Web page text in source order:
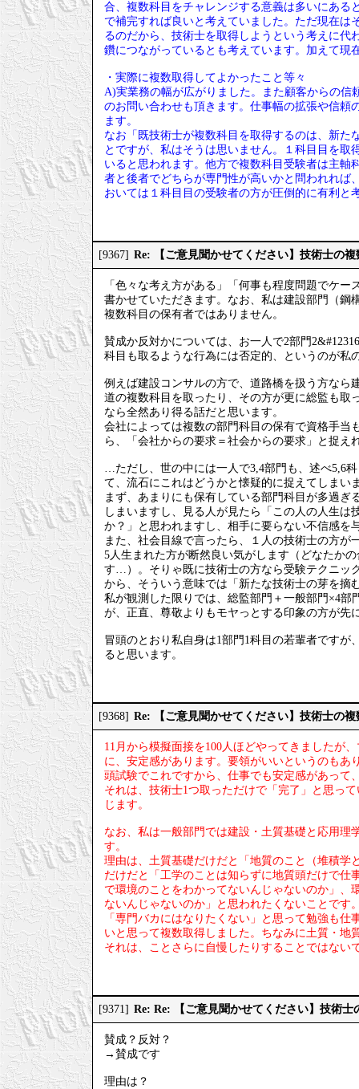
合、複数科目をチャレンジする意義は多いにある
で補完すれば良いと考えていました。ただ現在
るのだから、技術士を取得しようという考えに
鑽につながっているとも考えています。加えて現
・実際に複数取得してよかったこと等々
A)実業務の幅が広がりました。また顧客からの
のお問い合わせも頂きます。仕事幅の拡張や信頼
ます。
なお「既技術士が複数科目を取得するのは、新た
とですが、私はそうは思いません。１科目目を
いると思われます。他方で複数科目受験者は主
者と後者でどちらが専門性が高いかと問われれ
おいては１科目目の受験者の方が圧倒的に有利と
[9367] Re: 【ご意見聞かせてください】技術士の
「色々な考え方がある」「何事も程度問題でケ
書かせていただきます。なお、私は建設部門（鋼
複数科目の保有者ではありません。
賛成か反対かについては、お一人で2部門
科目も取るような行為には否定的、というのが私
例えば建設コンサルの方で、道路橋を扱う方なら
道の複数科目を取ったり、その方が更に総監も
なら全然あり得る話だと思います。
会社によっては複数の部門科目の保有で資格手当
ら、「会社からの要求＝社会からの要求」と捉え
…ただし、世の中には一人で3,4部門も、述べ5,6
て、流石にこれはどうかと懐疑的に捉えてしまい
まず、あまりにも保有している部門科目が多過
しまいますし、見る人が見たら「この人の人生
か？」と思われますし、相手に要らない不信感を
また、社会目線で言ったら、１人の技術士の方が
5人生まれた方が断然良い気がします（どなたか
す…）。そりゃ既に技術士の方なら受験テクニッ
から、そういう意味では「新たな技術士の芽を摘
私が観測した限りでは、総監部門＋一般部門×4
が、正直、尊敬よりもモヤっとする印象の方が先
冒頭のとおり私自身は1部門1科目の若輩者です
ると思います。
[9368] Re: 【ご意見聞かせてください】技術士の
11月から模擬面接を100人ほどやってきましたが
に、安定感があります。要領がいいというのも
頭試験でこれですから、仕事でも安定感があって
それは、技術士1つ取っただけで「完了」と思っ
じます。
なお、私は一般部門では建設・土質基礎と応用
す。
理由は、土質基礎だけだと「地質のこと（堆積学
だけだと「工学のことは知らずに地質頭だけで
で環境のことをわかってないんじゃないのか」
ないんじゃないのか」と思われたくないことです
「専門バカにはなりたくない」と思って勉強も
いと思って複数取得しました。ちなみに土質・地
それは、ことさらに自慢したりすることではな
[9371] Re: Re: 【ご意見聞かせてください】技術士
賛成？反対？
→賛成です
理由は？